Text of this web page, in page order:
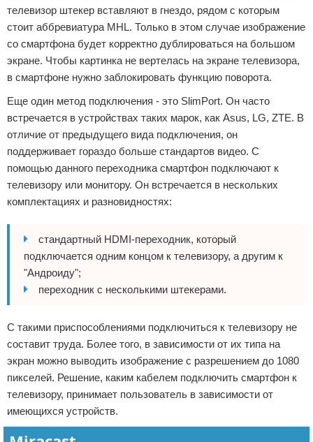
телевизор штекер вставляют в гнездо, рядом с которым
стоит аббревиатура MHL. Только в этом случае изображение
со смартфона будет корректно дублироваться на большом
экране. Чтобы картинка не вертелась на экране телевизора,
в смартфоне нужно заблокировать функцию поворота.
Еще один метод подключения - это SlimPort. Он часто
встречается в устройствах таких марок, как Asus, LG, ZTE. В
отличие от предыдущего вида подключения, он
поддерживает гораздо больше стандартов видео. С
помощью данного переходника смартфон подключают к
телевизору или монитору. Он встречается в нескольких
комплектациях и разновидностях:
стандартный HDMI-переходник, который
подключается одним концом к телевизору, а другим к
"Андроиду";
переходник с несколькими штекерами.
С такими приспособлениями подключиться к телевизору не
составит труда. Более того, в зависимости от их типа на
экран можно выводить изображение с разрешением до 1080
пикселей. Решение, каким кабелем подключить смартфон к
телевизору, принимает пользователь в зависимости от
имеющихся устройств.